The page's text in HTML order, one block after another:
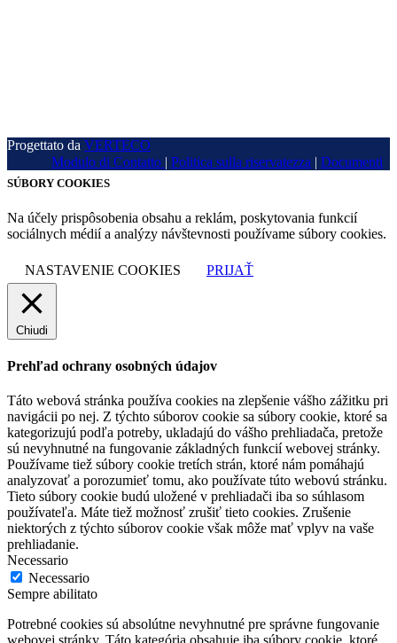
Progettato da VERTECO
Modulo di Contatto | Politica sulla riservatezza | Documenti
SÚBORY COOKIES
Na účely prispôsobenia obsahu a reklám, poskytovania funkcií
sociálnych médií a analýzy návštevnosti používame súbory cookies.
NASTAVENIE COOKIES PRIJAŤ
Chiudi
Prehľad ochrany osobných údajov
Táto webová stránka používa cookies na zlepšenie vášho zážitku pri
navigácii po nej. Z týchto súborov cookie sa súbory cookie, ktoré sa
kategorizujú podľa potreby, ukladajú do vášho prehliadača, pretože
sú nevyhnutné na fungovanie základných funkcií webovej stránky.
Používame tiež súbory cookie tretích strán, ktoré nám pomáhajú
analyzovať a porozumieť tomu, ako používate túto webovú stránku.
Tieto súbory cookie budú uložené v prehliadači iba so súhlasom
používateľa. Máte tiež možnosť zrušiť tieto cookies. Zrušenie
niektorých z týchto súborov cookie však môže mať vplyv na vaše
prehliadanie.
Necessario
Necessario
Sempre abilitato
Potrebné cookies sú absolútne nevyhnutné pre správne fungovanie